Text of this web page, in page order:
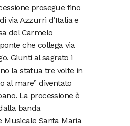
prosegue fino
via Azzurri d’Italia e
del Carmelo
che collega via
Giunti al sagrato i
la statua tre volte in
al mare” diventato
La processione è
banda
Musicale Santa Maria